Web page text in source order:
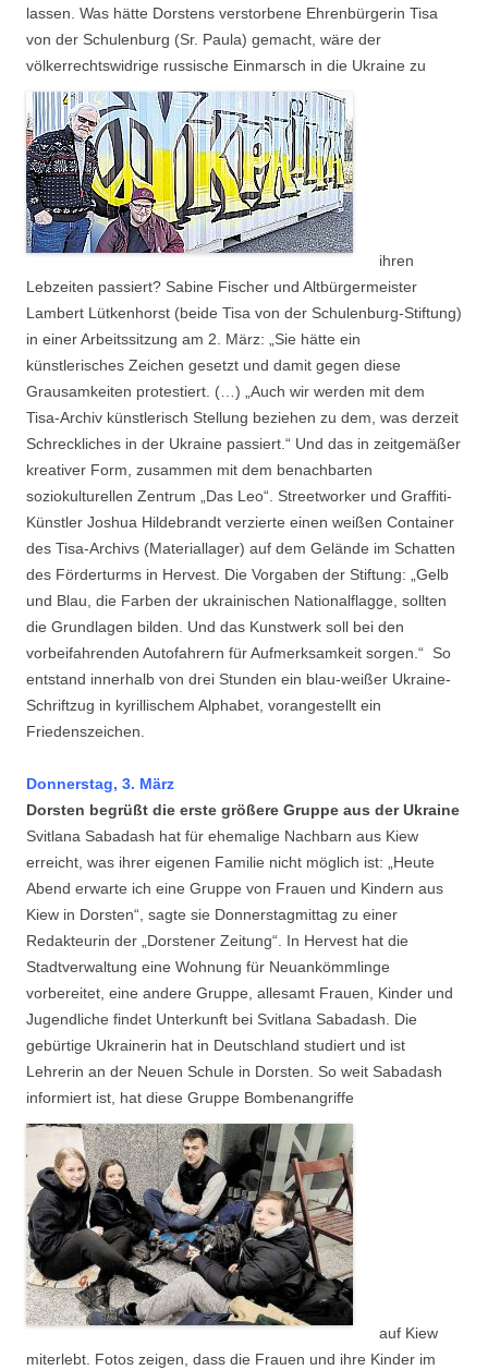
lassen. Was hätte Dorstens verstorbene Ehrenbürgerin Tisa
von der Schulenburg (Sr. Paula) gemacht, wäre der
völkerrechtswidrige russische Einmarsch in die Ukraine zu
ihren
Lebzeiten passiert? Sabine Fischer und Altbürgermeister
Lambert Lütkenhorst (beide Tisa von der Schulenburg-Stiftung)
in einer Arbeitssitzung am 2. März: „Sie hätte ein
künstlerisches Zeichen gesetzt und damit gegen diese
Grausamkeiten protestiert. (…) „Auch wir werden mit dem
Tisa-Archiv künstlerisch Stellung beziehen zu dem, was derzeit
Schreckliches in der Ukraine passiert.“ Und das in zeitgemäßer
kreativer Form, zusammen mit dem benachbarten
soziokulturellen Zentrum „Das Leo“. Streetworker und Graffiti-
Künstler Joshua Hildebrandt verzierte einen weißen Container
des Tisa-Archivs (Materiallager) auf dem Gelände im Schatten
des Förderturms in Hervest. Die Vorgaben der Stiftung: „Gelb
und Blau, die Farben der ukrainischen Nationalflagge, sollten
die Grundlagen bilden. Und das Kunstwerk soll bei den
vorbeifahrenden Autofahrern für Aufmerksamkeit sorgen.“ So
entstand innerhalb von drei Stunden ein blau-weißer Ukraine-
Schriftzug in kyrillischem Alphabet, vorangestellt ein
Friedenszeichen.
Donnerstag, 3. März
Dorsten begrüßt die erste größere Gruppe aus der Ukraine
Svitlana Sabadash hat für ehemalige Nachbarn aus Kiew
erreicht, was ihrer eigenen Familie nicht möglich ist: „Heute
Abend erwarte ich eine Gruppe von Frauen und Kindern aus
Kiew in Dorsten“, sagte sie Donnerstagmittag zu einer
Redakteurin der „Dorstener Zeitung“. In Hervest hat die
Stadtverwaltung eine Wohnung für Neuankömmlinge
vorbereitet, eine andere Gruppe, allesamt Frauen, Kinder und
Jugendliche findet Unterkunft bei Svitlana Sabadash. Die
gebürtige Ukrainerin hat in Deutschland studiert und ist
Lehrerin an der Neuen Schule in Dorsten. So weit Sabadash
informiert ist, hat diese Gruppe Bombenangriffe
auf Kiew
miterlebt. Fotos zeigen, dass die Frauen und ihre Kinder im